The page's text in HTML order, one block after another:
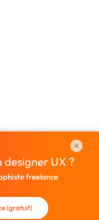
designer UX ?
freelance
(gratuit)